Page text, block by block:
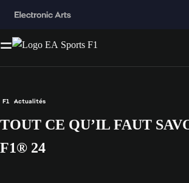
F1 Actualités
TOUT CE QU’IL FAUT
F1® 24